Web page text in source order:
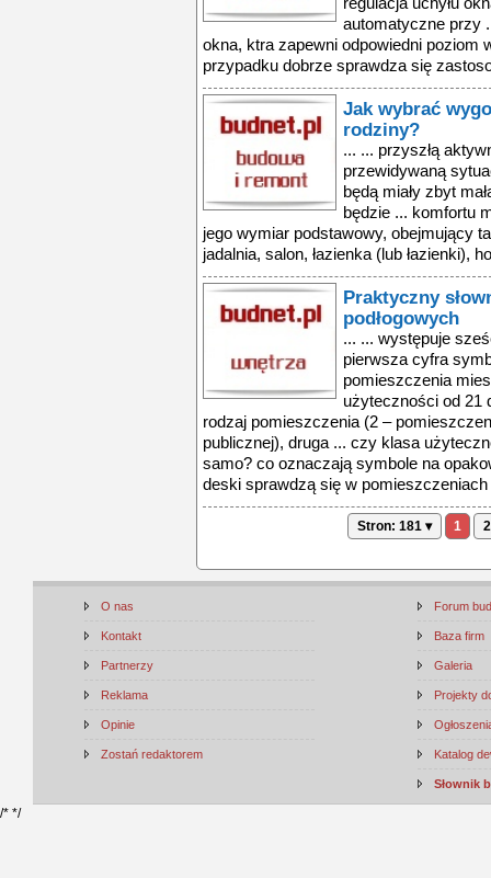
automatyczne przy
okna, ktra zapewni odpowiedni poziom
przypadku dobrze sprawdza się
Jak wybrać
rodziny?
... ... przyszłą
przewidywaną
będą miały zbyt
będzie ... komfortu
jego wymiar podstawowy, obejmujący
jadalnia, salon, łazienka (lub łazienki),
Praktyczny
podłogowych
... ... występuje
pierwsza cyfra
pomieszczenia
użyteczności od 21
rodzaj pomieszczenia (2 –
publicznej), druga ... czy klasa
samo? co oznaczają symbole na
deski sprawdzą się w pomieszczeniach
Stron: 181 ▾ 1 2
O nas
Kontakt
Partnerzy
Reklama
Opinie
Zostań redaktorem
Forum
Baza firm
Galeria
Projekty
Katalog
Słownik
/* */